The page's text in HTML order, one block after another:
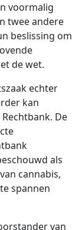
voormalig
twee andere
beslissing om
de wet.
echter
kan
De
als
cannabis,
spannen
van